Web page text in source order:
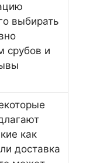
выбирать
срубов и
как
доставка